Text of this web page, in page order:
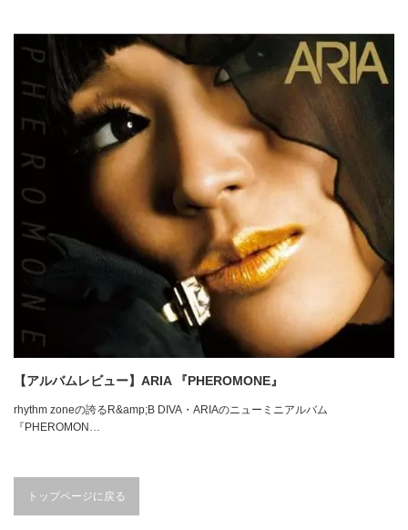
【アルバムレビュー】ARIA 『PHEROMONE』
rhythm zoneの誇るR&amp;B DIVA・ARIAのニューミニアルバム
『PHEROMON…
トップページに戻る